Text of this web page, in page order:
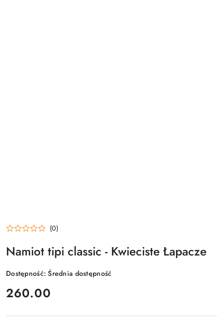
(0)
Namiot tipi classic - Kwieciste Łapacze
Dostępność:Średnia dostępność
cena:
260.00